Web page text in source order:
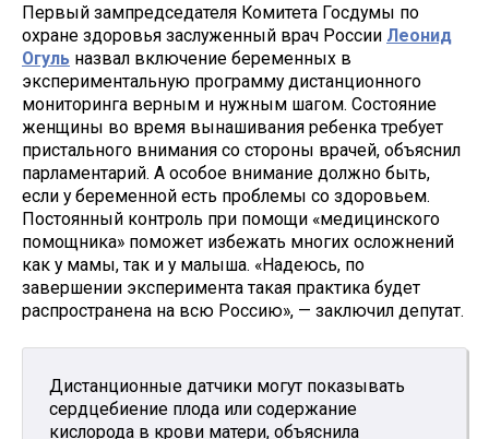
Первый зампредседателя Комитета Госдумы по
охране здоровья заслуженный врач России Леонид
Огуль назвал включение беременных в
экспериментальную программу дистанционного
мониторинга верным и нужным шагом. Состояние
женщины во время вынашивания ребенка требует
пристального внимания со стороны врачей, объяснил
парламентарий. А особое внимание должно быть,
если у беременной есть проблемы со здоровьем.
Постоянный контроль при помощи «медицинского
помощника» поможет избежать многих осложнений
как у мамы, так и у малыша. «Надеюсь, по
завершении эксперимента такая практика будет
распространена на всю Россию», — заключил депутат.
Дистанционные датчики могут показывать
сердцебиение плода или содержание
кислорода в крови матери, объяснила